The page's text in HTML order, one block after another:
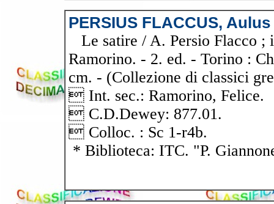
PERSIUS FLACCUS, Aulus
Le satire / A. Persio Flacco ;
Ramorino. - 2. ed. - Torino :
cm. - (Collezione di classici
 Int. sec.: Ramorino, Felice.
 C.D.Dewey: 877.01.
 Colloc. : Sc 1-r4b.
* Biblioteca: ITC. "P.